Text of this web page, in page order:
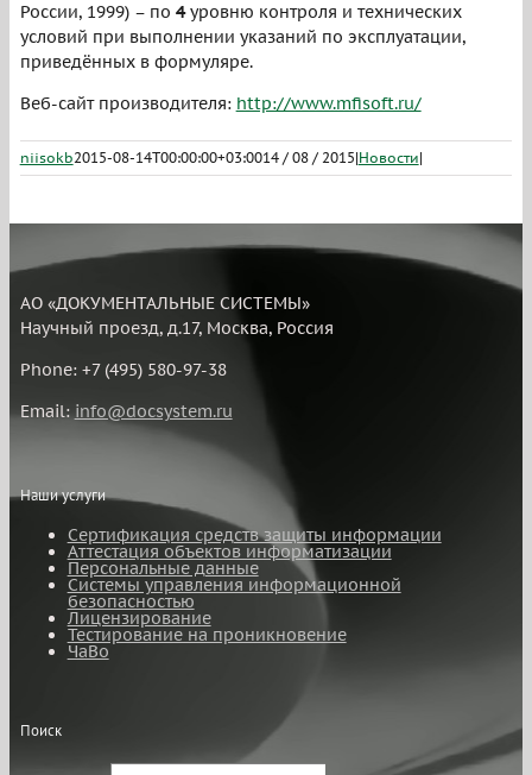
России, 1999) – по 4уровню контроля и технических
условий при выполнении указаний по эксплуатации,
приведённых в формуляре.
Веб-сайт производителя: http://www.mfisoft.ru/
niisokb2015-08-14T00:00:00+03:0014 / 08 / 2015|Новости|
АО «ДОКУМЕНТАЛЬНЫЕ СИСТЕМЫ»
Научный проезд, д.17, Москва, Россия
Phone: +7 (495) 580-97-38
Email: info@docsystem.ru
Наши услуги
Сертификация средств защиты информации
Аттестация объектов информатизации
Персональные данные
Системы управления информационной
безопасностью
Лицензирование
Тестирование на проникновение
ЧаВо
Поиск